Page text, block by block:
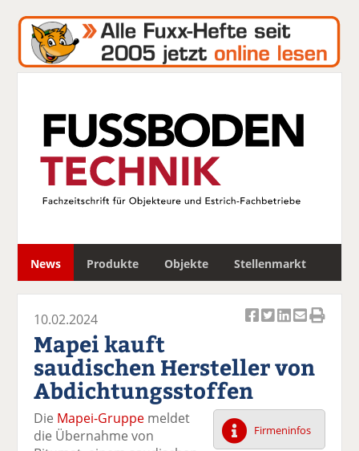
News Produkte Objekte Stellenmarkt
c
k
el
a
uf
F
k
wi
tt
k
uf
Li
k
er
E
k
ck
10.02.2024
Mapei kauft
saudischen Hersteller von
Abdichtungsstoffen
Firmeninfos
Die Mapei-Gruppe meldet
die Übernahme von